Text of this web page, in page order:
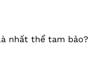
nhất thể tam bảo?